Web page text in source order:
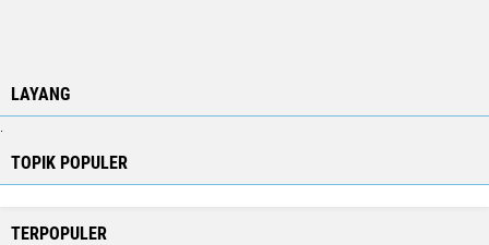
LAYANG
TOPIK POPULER
TERPOPULER